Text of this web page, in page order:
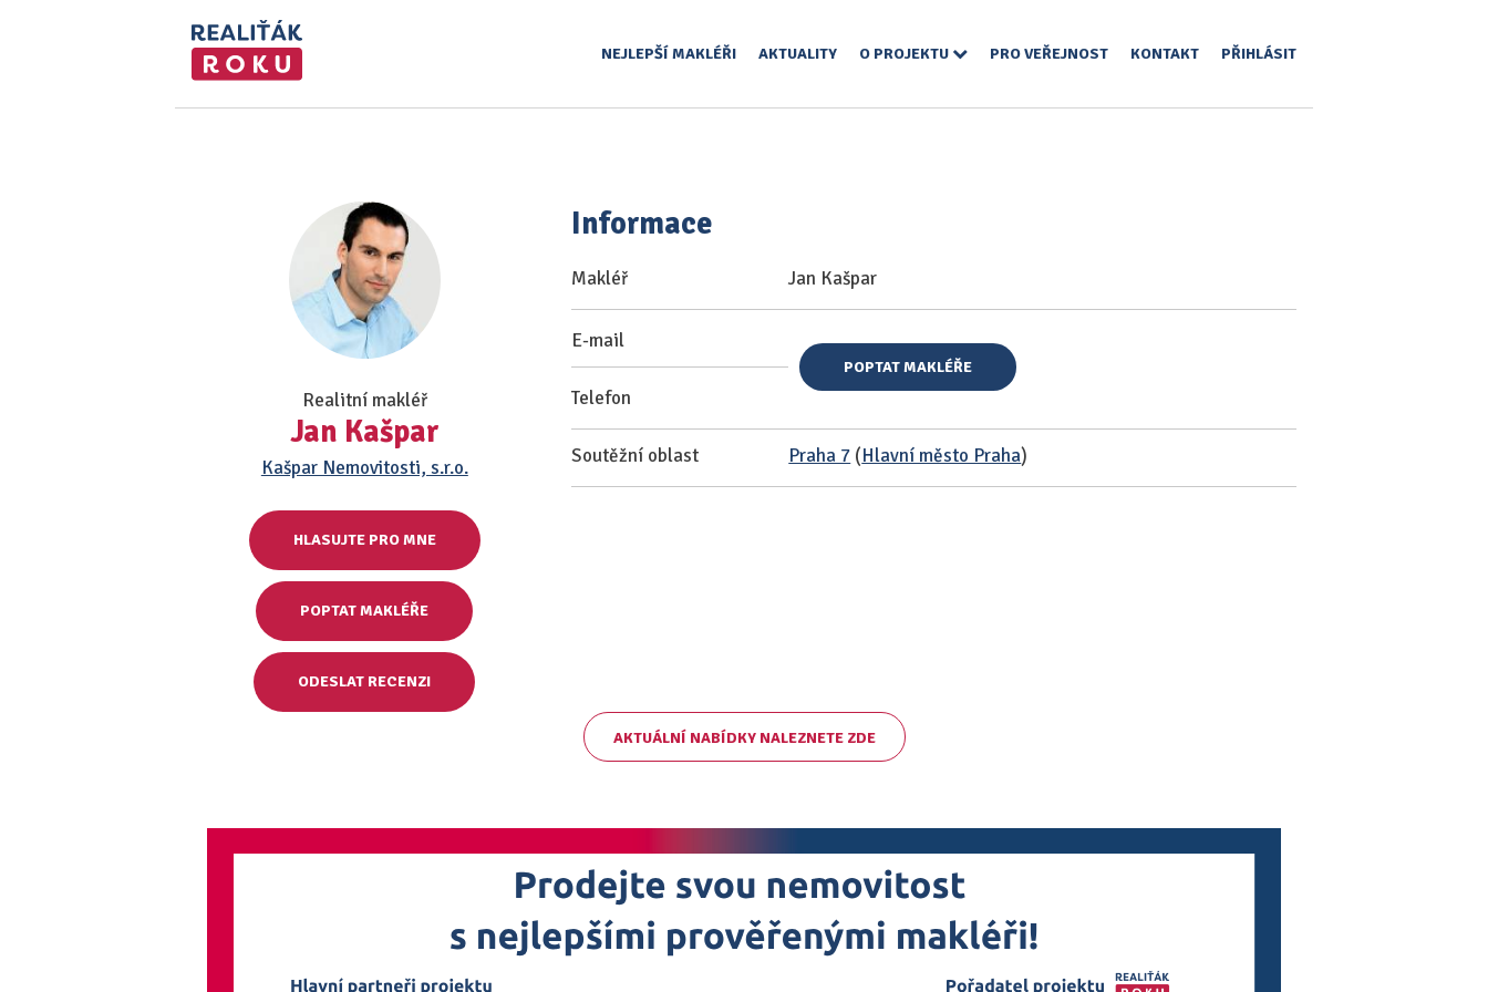
NEJLEPŠÍ MAKLÉŘI AKTUALITY O PROJEKTU PRO VEŘEJNOST KONTAKT PŘIHLÁSIT
Realitní makléř
Jan Kašpar
Kašpar Nemovitosti, s.r.o.
HLASUJTE PRO MNE
POPTAT MAKLÉŘE
ODESLAT RECENZI
Informace
Makléř Jan Kašpar
E-mail
Telefon
POPTAT MAKLÉŘE
Soutěžní oblast Praha 7 (Hlavní město Praha)
AKTUÁLNÍ NABÍDKY NALEZNETE ZDE